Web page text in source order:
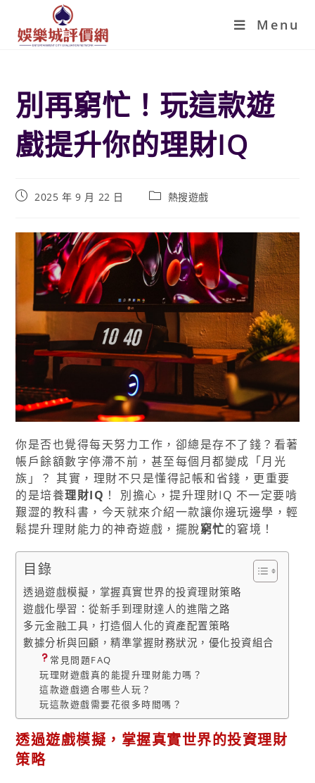
Menu
別再窮忙！玩這款遊
戲提升你的理財IQ
2025 年 9 月 22 日 熱搜遊戲
你是否也覺得每天努力工作，卻總是存不了錢？看著
帳戶餘額數字停滯不前，甚至每個月都變成「月光
族」？ 其實，理財不只是懂得記帳和省錢，更重要
的是培養理財IQ ！ 別擔心，提升理財IQ 不一定要啃
艱澀的教科書，今天就來介紹一款讓你邊玩邊學，輕
鬆提升理財能力的神奇遊戲，擺脫窮忙的窘境！
目錄
透過遊戲模擬，掌握真實世界的投資理財策略
遊戲化學習：從新手到理財達人的進階之路
多元金融工具，打造個人化的資產配置策略
數據分析與回顧，精準掌握財務狀況，優化投資組合
常見問題FAQ
玩理財遊戲真的能提升理財能力嗎？
這款遊戲適合哪些人玩？
玩這款遊戲需要花很多時間嗎？
透過遊戲模擬，掌握真實世界的投資理財
策略